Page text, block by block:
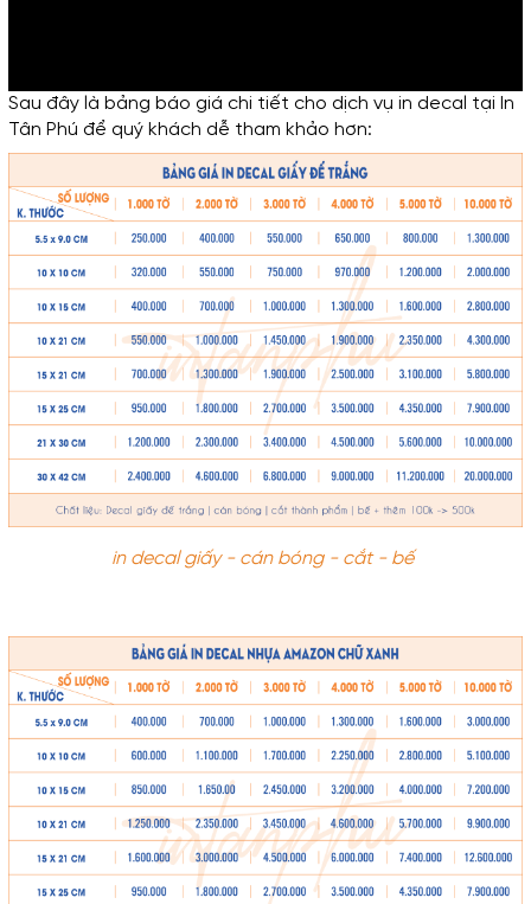
Sau đây là bảng báo giá chi tiết cho dịch vụ in decal tại In
Tân Phú để quý khách dễ tham khảo hơn:
in decal giấy - cán bóng - cắt - bế